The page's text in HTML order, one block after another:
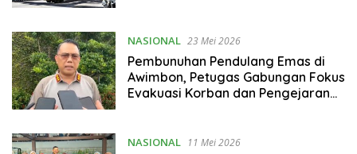
NASIONAL 23 Mei 2026
Pembunuhan Pendulang Emas di
Awimbon, Petugas Gabungan Fokus
Evakuasi Korban dan Pengejaran
NASIONAL 11 Mei 2026